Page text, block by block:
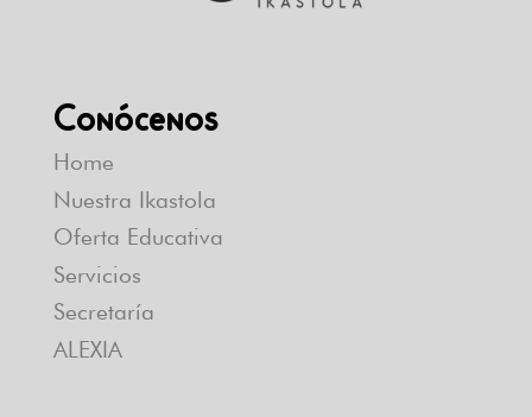
Conócenos
Home
Nuestra Ikastola
Oferta Educativa
Servicios
Secretaría
ALEXIA